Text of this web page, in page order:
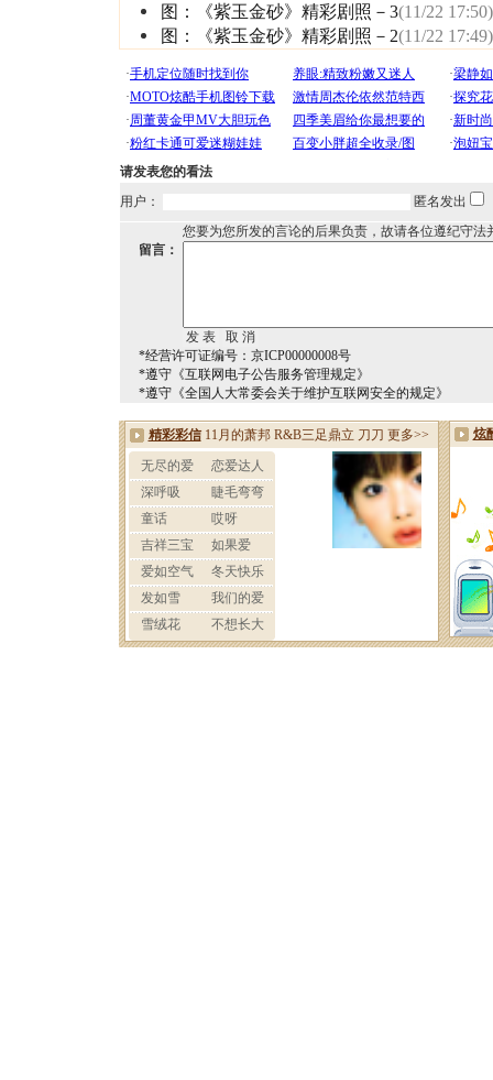
图：《紫玉金砂》精彩剧照－3(11/22 17:50)
图：《紫玉金砂》精彩剧照－2(11/22 17:49)
请发表您的看法
用户：
匿名发出
您要为您所发的言论的后果负责，故请各位遵纪守法
留言：
*经营许可证编号：京ICP00000008号
*遵守《互联网电子公告服务管理规定》
*遵守《全国人大常委会关于维护互联网安全的规定》